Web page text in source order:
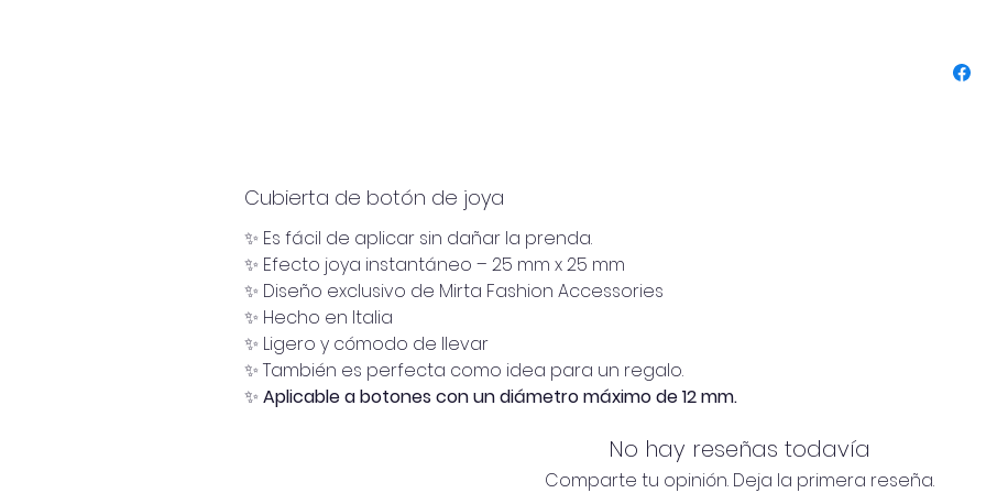
Un
Cubierta de botón de joya
✨ Es fácil de aplicar sin dañar la prenda.
✨ Efecto joya instantáneo – 25 mm x 25 mm
✨ Diseño exclusivo de Mirta Fashion Accessories
✨ Hecho en Italia
✨ Ligero y cómodo de llevar
✨ También es perfecta como idea para un regalo.
✨ Aplicable a botones con un diámetro máximo de 12 mm.
No hay reseñas todavía
Comparte tu opinión. Deja la primera reseña.